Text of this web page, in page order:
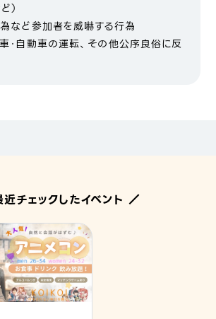
）
など参加者を威嚇する行為
・自動車の運転、その他公序良俗に反
チェックしたイベント ／